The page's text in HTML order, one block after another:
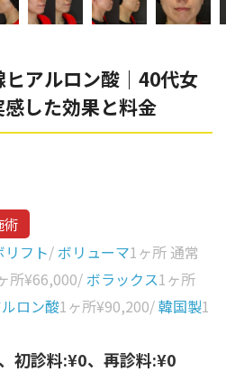
ネハ
リジュラン
ゴウリ
その他
Gender
性別から探す
アルロン酸｜40代女
した効果と料金
術
リフト/ ボリューマ1ヶ所 通常
所¥66,000/ ボラックス1ヶ所
ロン酸1ヶ所¥90,200/韓国製1
初診料:¥0、再診料:¥0